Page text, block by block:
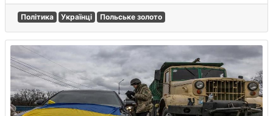
Політика Українці Польське золото